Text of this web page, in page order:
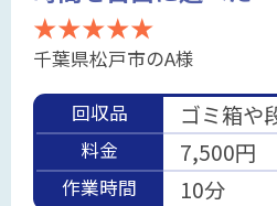
★★★★★
千葉県松戸市のA様
回収品 ゴミ箱や
料金 7,500円
作業時間 10分